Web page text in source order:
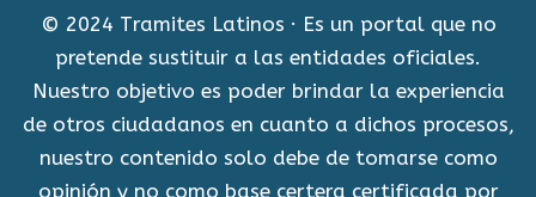
© 2024 Tramites Latinos · Es un portal que no
pretende sustituir a las entidades oficiales.
Nuestro objetivo es poder brindar la experiencia
de otros ciudadanos en cuanto a dichos procesos,
nuestro contenido solo debe de tomarse como
opinión y no como base certera certificada por